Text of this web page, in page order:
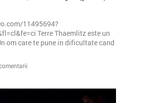
11495694?
Terre Thaemlitz este un
om care te pune in dificultate cand